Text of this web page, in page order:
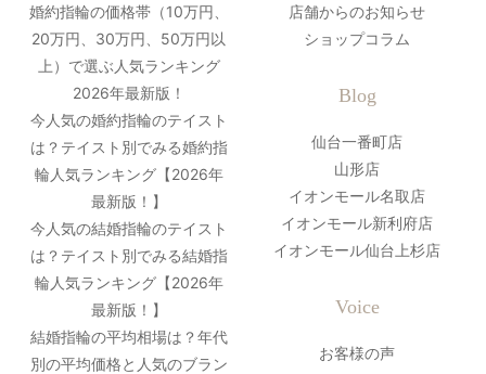
婚約指輪の価格帯（10万円、
20万円、30万円、50万円以
上）で選ぶ人気ランキング
2026年最新版！
今人気の婚約指輪のテイスト
は？テイスト別でみる婚約指
輪人気ランキング【2026年
最新版！】
今人気の結婚指輪のテイスト
は？テイスト別でみる結婚指
輪人気ランキング【2026年
最新版！】
結婚指輪の平均相場は？年代
別の平均価格と人気のブラン
店舗からのお知らせ
ショップコラム
Blog
仙台一番町店
山形店
イオンモール名取店
イオンモール新利府店
イオンモール仙台上杉店
Voice
お客様の声